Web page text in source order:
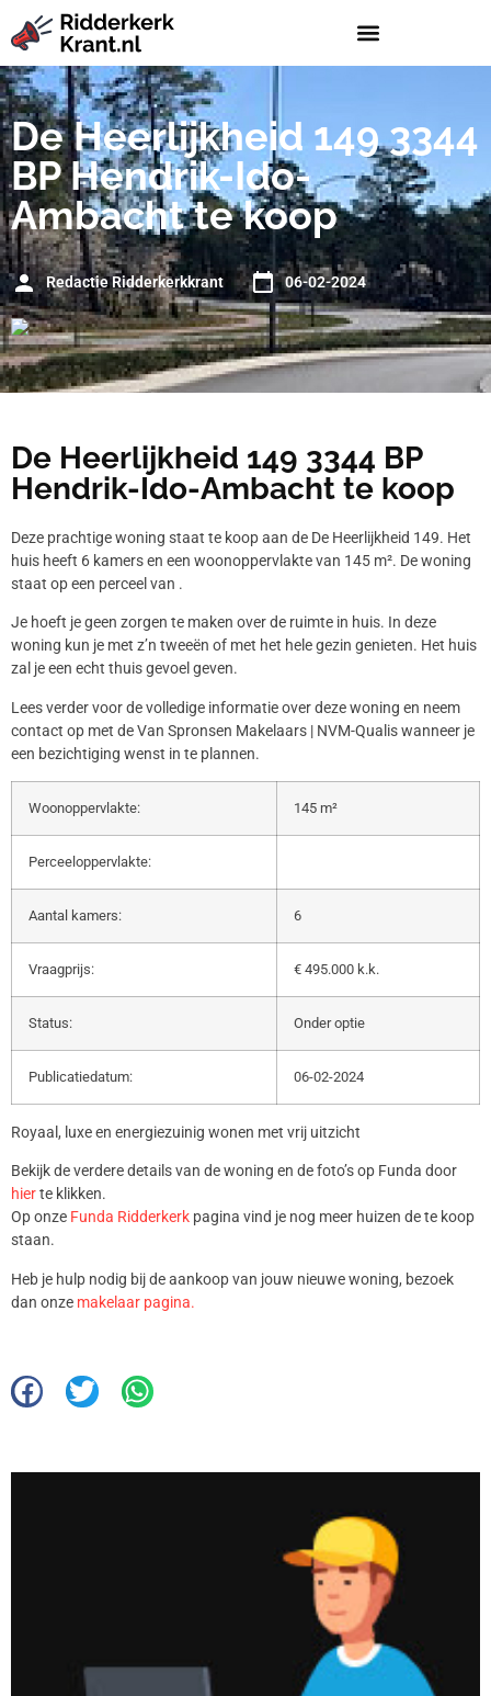
De Heerlijkheid 149 3344
BP Hendrik-Ido-
Ambacht te koop
Redactie Ridderkerkkrant 06-02-2024
De Heerlijkheid 149 3344 BP
Hendrik-Ido-Ambacht te koop
Deze prachtige woning staat te koop aan de De Heerlijkheid 149. Het
huis heeft 6 kamers en een woonoppervlakte van 145 m². De woning
staat op een perceel van .
Je hoeft je geen zorgen te maken over de ruimte in huis. In deze
woning kun je met z’n tweeën of met het hele gezin genieten. Het huis
zal je een echt thuis gevoel geven.
Lees verder voor de volledige informatie over deze woning en neem
contact op met de Van Spronsen Makelaars | NVM-Qualis wanneer je
een bezichtiging wenst in te plannen.
Woonoppervlakte: 145 m²
Perceeloppervlakte:
Aantal kamers: 6
Vraagprijs: € 495.000 k.k.
Status: Onder optie
Publicatiedatum: 06-02-2024
Royaal, luxe en energiezuinig wonen met vrij uitzicht
Bekijk de verdere details van de woning en de foto’s op Funda door
hierte klikken.
Op onze Funda Ridderkerk pagina vind je nog meer huizen de te koop
staan.
Heb je hulp nodig bij de aankoop van jouw nieuwe woning, bezoek
dan onze makelaar pagina.